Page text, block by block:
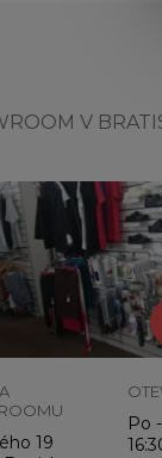
V
19
Po